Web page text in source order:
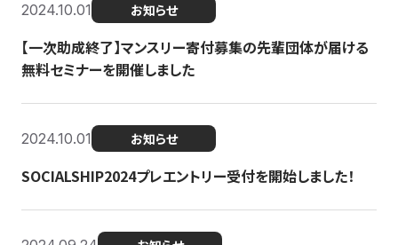
2024.10.01 お知らせ
【一次助成終了】マンスリー寄付募集の先輩団体が届ける
無料セミナーを開催しました
2024.10.01 お知らせ
SOCIALSHIP2024プレエントリー受付を開始しました！